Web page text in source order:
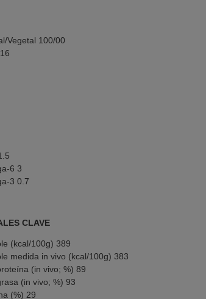
Vegetal 100/00
6 3
3 0.7
CLAVE
(kcal/100g) 389
medida in vivo (kcal/100g) 383
(in vivo; %) 89
(in vivo; %) 93
(%) 29